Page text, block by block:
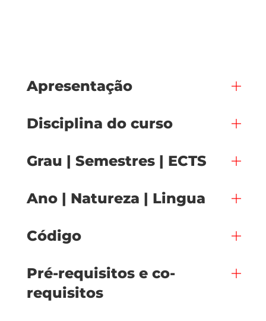
Apresentação
Disciplina do curso
Grau | Semestres | ECTS
Ano | Natureza | Lingua
Código
Pré-requisitos e co-
requisitos